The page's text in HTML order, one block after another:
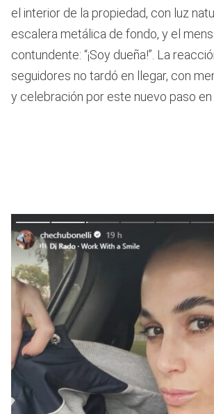
el interior de la propiedad, con luz
escalera metálica de fondo, y el
contundente: “¡Soy dueña!”. La
seguidores no tardó en llegar, con
y celebración por este nuevo paso en